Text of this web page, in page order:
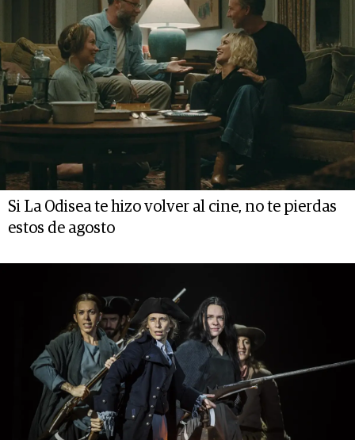
Si La Odisea te hizo volver al cine, no te pierdas
estos de agosto